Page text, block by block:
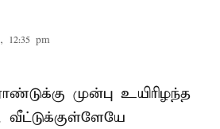
12:35 pm
முன்பு உயிரிழந்த